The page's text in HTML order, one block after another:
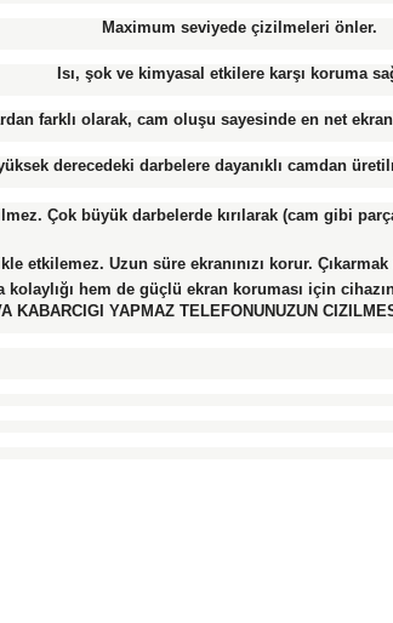
Maximum seviyede çizilmeleri önler.
Isı, şok ve kimyasal etkilere karşı koruma
farklı olarak, cam oluşu sayesinde en net
derecedeki darbelere dayanıklı camdan
Çok büyük darbelerde kırılarak (cam gibi
Uzun süre ekranınızı korur.
kolaylığı hem de güçlü ekran koruması için
KABARCIGI YAPMAZ TELEFONUNUZUN